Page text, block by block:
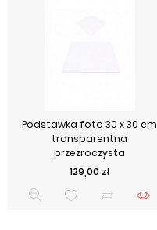
Podstawka foto 30 x 30 cm
transparentna
przezroczysta
Cena
129,00 zł